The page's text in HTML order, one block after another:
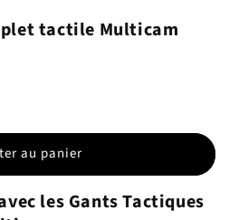
tactile Multicam
au panier
les Gants Tactiques